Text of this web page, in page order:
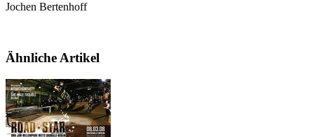
Jochen Bertenhoff
Ähnliche Artikel